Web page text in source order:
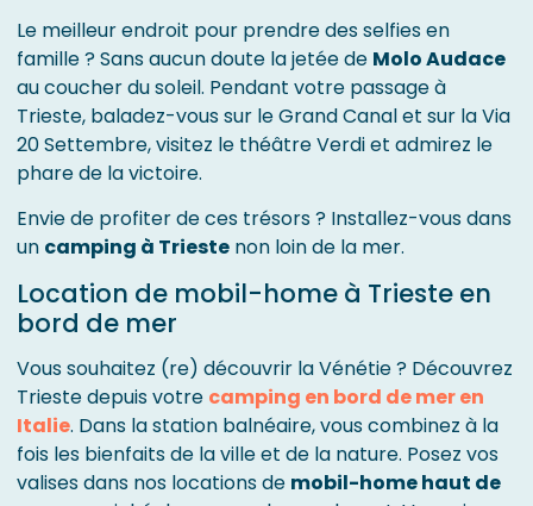
Le meilleur endroit pour prendre des selfies en
famille ? Sans aucun doute la jetée de Molo Audace
au coucher du soleil. Pendant votre passage à
Trieste, baladez-vous sur le Grand Canal et sur la Via
20 Settembre, visitez le théâtre Verdi et admirez le
phare de la victoire.
Envie de profiter de ces trésors ? Installez-vous dans
un camping à Trieste non loin de la mer.
Location de mobil-home à Trieste en
bord de mer
Vous souhaitez (re) découvrir la Vénétie ? Découvrez
Trieste depuis votre camping en bord de mer en
Italie. Dans la station balnéaire, vous combinez à la
fois les bienfaits de la ville et de la nature. Posez vos
valises dans nos locations de mobil-home haut de